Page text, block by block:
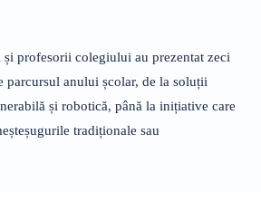
profesorii colegiului au prezentat zeci
parcursul anului școlar, de la soluții
și robotică, până la inițiative care
tradiționale sau